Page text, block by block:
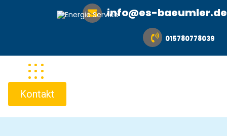
info@es-baeumler.de
015780778039
Kontakt